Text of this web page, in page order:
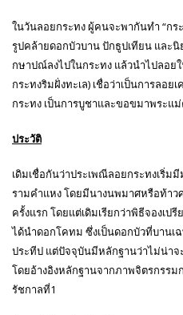
ในวันลอยกระทง ผู้คนจะพากันทำ “กร
รูปคล้ายดอกบัวบาน ปักธูปเทียน และ
กษาปณ์ลงไปในกระทง แล้วนำไปลอ
กระทงริมฝั่งทะเล) เชื่อว่าเป็นการลอย
เดิมเชื่อกันว่าประเพณีลอยกระทงเริ่
รามคำแหง โดยมีนางนพมาศหรือท้า
ครั้งแรก โดยแต่เดิมเรียกว่าพิธีจองเป
ได้นำดอกโคทม ซึ่งเป็นดอกบัวที่บานเ
ประทีป แต่ปัจจุบันมีหลักฐานว่าไม่น่าจ
โดยอ้างอิงหลักฐานจากภาพจิตรกรรม